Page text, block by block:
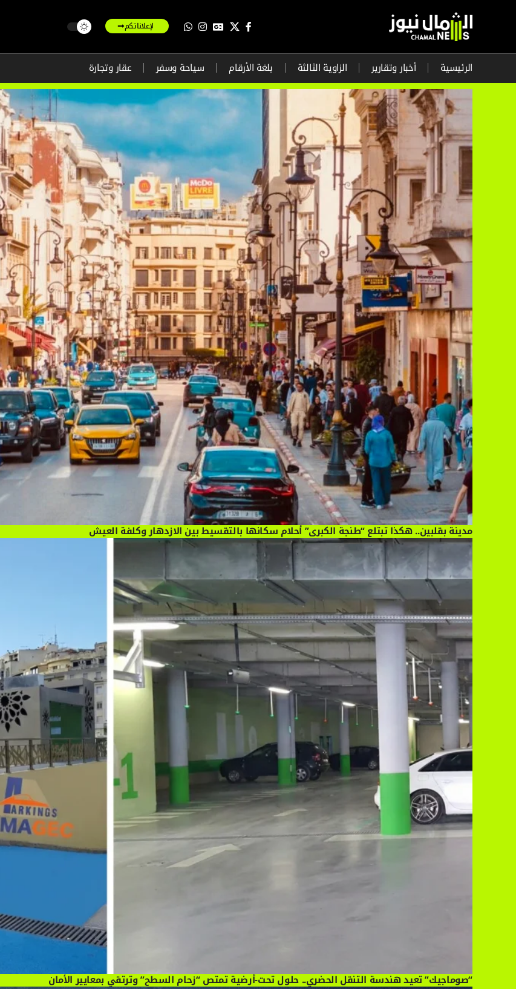
لإعلاناتكم
الرئيسية أخبار وتقارير الزاوية الثالثة بلغة الأرقام سياحة وسفر عقار وتجارة
مدينة بقلبين.. هكذا تبتلع “طنجة الكبرى” أحلام سكانها بالتقسيط بين الازدهار وكلفة العيش
“صوماجيك” تعيد هندسة التنقل الحضري.. حلول تحت-أرضية تمتص “زحام السطح” وترتقي بمعايير الأمان